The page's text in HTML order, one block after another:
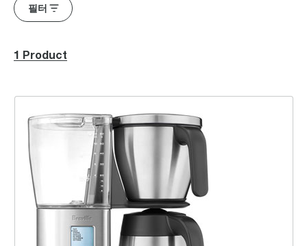
필터
1 Product